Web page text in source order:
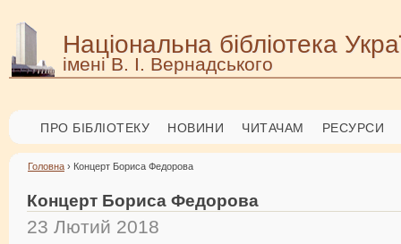
Національна бібліотека
імені В. І. Вернадського
ПРО БІБЛІОТЕКУ НОВИНИ ЧИТАЧАМ РЕСУРСИ
Головна › Концерт Бориса Федорова
Концерт Бориса Федорова
23 Лютий 2018